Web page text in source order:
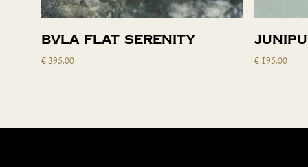
Toevoegen aan
BVLA flat serenity
€395,00 €195,00